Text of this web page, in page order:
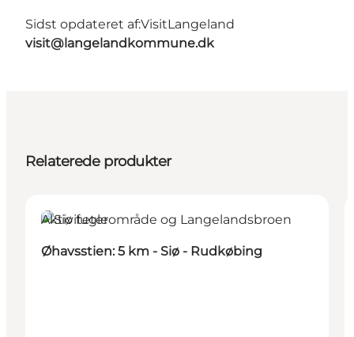
Sidst opdateret af:VisitLangeland
visit@langelandkommune.dk
Relaterede produkter
Aktiviteter
Øhavsstien: 5 km - Siø - Rudkøbing